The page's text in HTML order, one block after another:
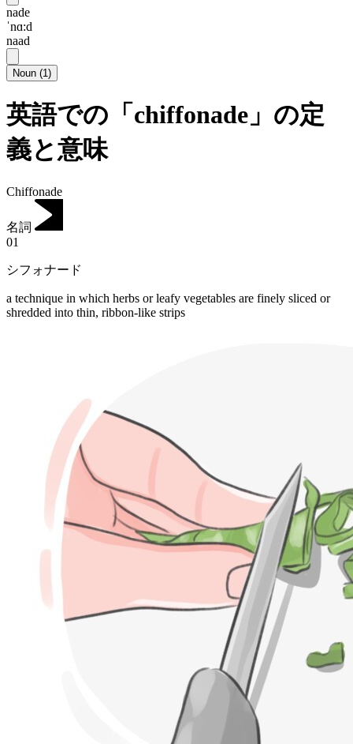
nade
ˈnɑ:d
naad
Noun (1)
英語での「chiffonade」の定
義と意味
Chiffonade
名詞
01
シフォナード
a technique in which herbs or leafy vegetables are finely sliced or
shredded into thin, ribbon-like strips